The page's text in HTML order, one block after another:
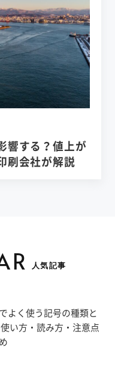
響する？値上が
刷会社が解説
人気記事
よく使う記号の種類と
い方・読み方・注意点